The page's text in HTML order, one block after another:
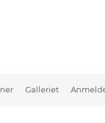
Galleriet